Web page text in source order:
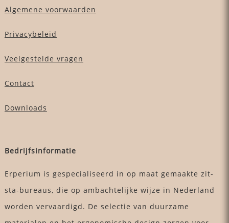
Algemene voorwaarden
Privacybeleid
Veelgestelde vragen
Contact
Downloads
Bedrijfsinformatie
Erperium is gespecialiseerd in op maat gemaakte zit-
sta-bureaus, die op ambachtelijke wijze in Nederland
worden vervaardigd. De selectie van duurzame